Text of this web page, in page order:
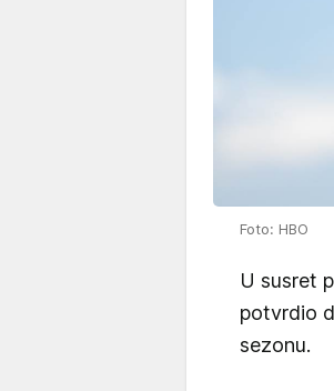
Foto: HBO
U susret
potvrdio
sezonu.